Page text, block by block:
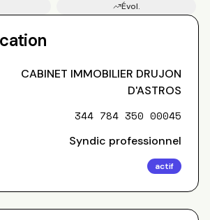
Évol.
CABINET IMMOBILIER DRUJON
D'ASTROS
344 784 350 00045
Syndic professionnel
actif